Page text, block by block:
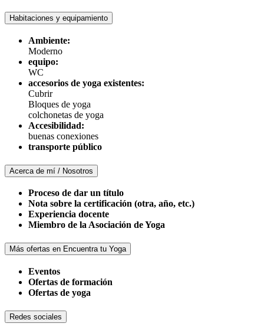
Habitaciones y equipamiento
Ambiente:
Moderno
equipo:
WC
accesorios de yoga existentes:
Cubrir
Bloques de yoga
colchonetas de yoga
Accesibilidad:
buenas conexiones
transporte público
Acerca de mí / Nosotros
Proceso de dar un título
Nota sobre la certificación (otra, año, etc.)
Experiencia docente
Miembro de la Asociación de Yoga
Más ofertas en Encuentra tu Yoga
Eventos
Ofertas de formación
Ofertas de yoga
Redes sociales